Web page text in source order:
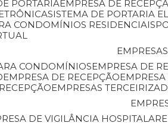
PORTARIA EMPRESA DE
SISTEMA DE PORTARIA
CONDOMÍNIOS RESIDENCIAIS
CONDOMÍNIOS
EMPRESA DE
EMPRESA DE RECEPÇÃO
EMPRESAS
DE VIGILÂNCIA HOSPITALAR